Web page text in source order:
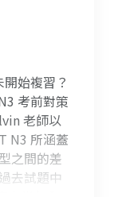
始複習？
考前對策
老師以
N3 所涵蓋
之間的差
去試題中